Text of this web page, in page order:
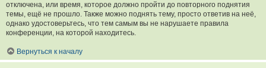
отключена, или время, которое должно пройти до повторного поднятия
темы, ещё не прошло. Также можно поднять тему, просто ответив на неё,
однако удостоверьтесь, что тем самым вы не нарушаете правила
конференции, на которой находитесь.
Вернуться к началу